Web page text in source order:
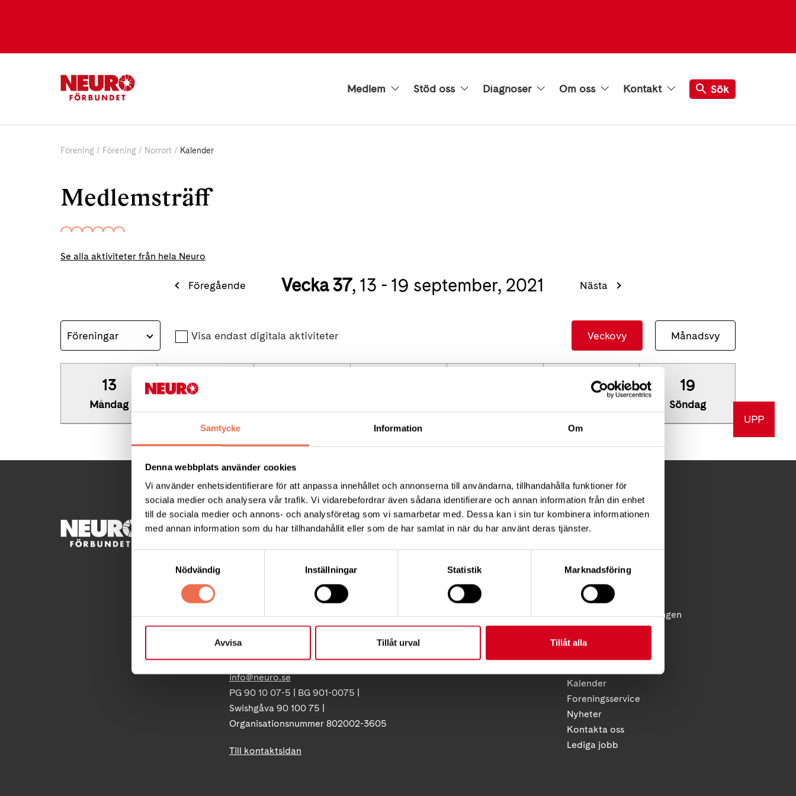
Samtycke Information Om
Denna webbplats använder cookies
Vi använder enhetsidentifierare för att anpassa innehållet och annonserna till användarna, tillhandahålla funktioner för
sociala medier och analysera vår trafik. Vi vidarebefordrar även sådana identifierare och annan information från din enhet
till de sociala medier och annons- och analysföretag som vi samarbetar med. Dessa kan i sin tur kombinera informationen
med annan information som du har tillhandahållit eller som de har samlat in när du har använt deras tjänster.
Nödvändig
Inställningar Statistik Marknadsföring
Avvisa Tillåt urval Tillåt alla
Medlem Stöd oss Diagnoser Om oss Kontakt Sök
Förening Förening Norrort Kalender
Medlemsträff
Se alla aktiviteter från hela Neuro
Föregående Vecka 37, 13 - 19 september, 2021 Nästa
Föreningar Visa endast digitala aktiviteter Veckovy Månadsvy
13
Måndag
14 18 19
Söndag
UPP
KONTAKT
Ågatan 12 C, 172 62 Sundbyberg
08-677 70 10
Postadress:
171 04 Solna
info@neuro.se
PG 90 10 07-5 | BG 901-0075 |
Swishgåva 90 100 75 |
Organisationsnummer 802002-3605
Till kontaktsidan
FÖRDJUPNING
Vårt arbete
Så tycker vi
Tillgänglighet
Neuroförbundets integritetspolicy
Giva Sveriges kvalitetskod
FÖR MEDLEMMAR
Förening
Diagnosstöd
Anhörigstöd
Juridiskt stöd
Reflex - medlemstidningen
Diagnosnytt
Kalender
Foreningsservice
Nyheter
Kontakta oss
Lediga jobb